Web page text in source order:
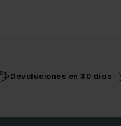
Devoluciones en 30 días